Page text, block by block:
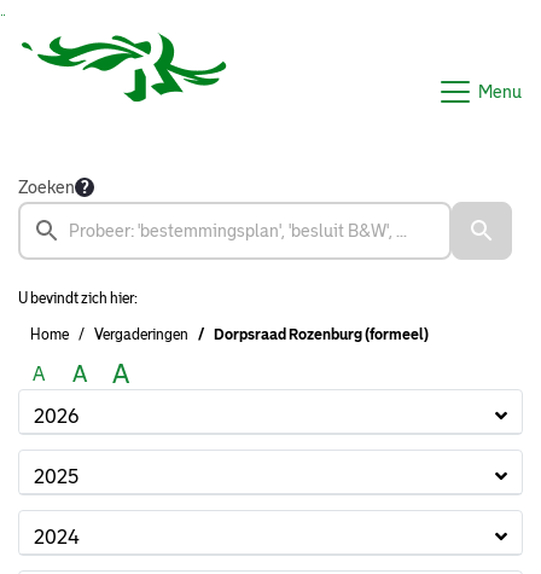
Menu
Zoeken
U bevindt zich hier:
Home Vergaderingen Dorpsraad Rozenburg (formeel)
A A A
2026
2025
2024